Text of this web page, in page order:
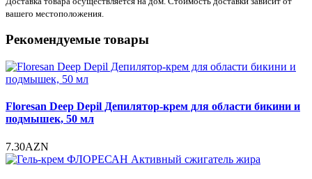
вашего местоположения.
Рекомендуемые товары
Floresan Deep Depil Депилятор-крем для области бикини и
подмышек, 50 мл
7.30AZN